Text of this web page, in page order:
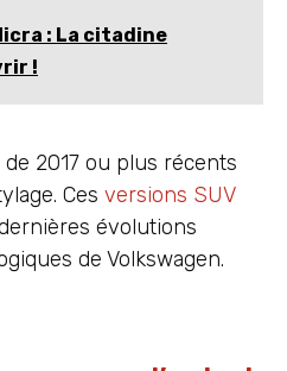
: La citadine
!
2017 ou plus récents
Ces versions SUV
évolutions
de Volkswagen.